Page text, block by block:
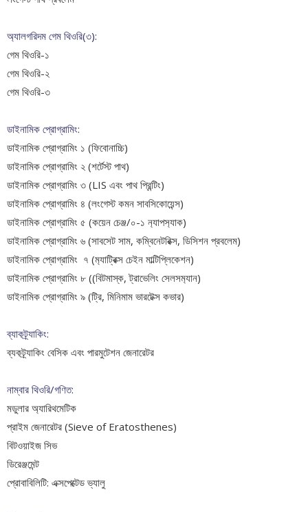
অ্যালগরিদম গেম থিওরি(৩):
গেম থিওরি-১
গেম থিওরি-২
গেম থিওরি-৩
ডাইনামিক প্রোগ্রামিং:
ডাইনামিক প্রোগ্রামিং ১ (ফিবোনাচ্চি)
ডাইনামিক প্রোগ্রামিং ২ (শর্টেস্ট পাথ)
ডাইনামিক প্রোগ্রামিং ৩ (LIS এবং পাথ প্রিন্টিং)
ডাইনামিক প্রোগ্রামিং ৪ (লংগেস্ট কমন সাবসিকোয়েন্স)
ডাইনামিক প্রোগ্রামিং ৫ (কয়েন চেঞ্জ/০-১ ন‍্যাপস‍্যাক)
ডাইনামিক প্রোগ্রামিং ৬ (সাবসেট সাম, কম্বিনেটরিক্স, ডিসিশন প্রবলেম)
ডাইনামিক প্রোগ্রামিং ৭ (ম‍্যাট্রিক্স চেইন মাল্টিপ্লিকেশন)
ডাইনামিক প্রোগ্রামিং ৮ ((বিটমাস্ক, ট্রাভেলিং সেলসম‍্যান)
ডাইনামিক প্রোগ্রামিং ৯ (ট্রি, মিনিমাম ভারটেক্স কভার)
ব্যাকট্র্যাকিং:
ব্যকট্র্যাকিং বেসিক এবং পারমুটেশন জেনারেটর
নাম্বার থিওরি/গণিত:
মডুলার অ্যারিথমেটিক
প্রাইম জেনারেটর (Sieve of Eratosthenes)
বিটওয়াইজ সিভ
ডিরেঞ্জমেন্ট
প্রোবাবিলিটি: এক্সপেক্টেড ভ্যালু